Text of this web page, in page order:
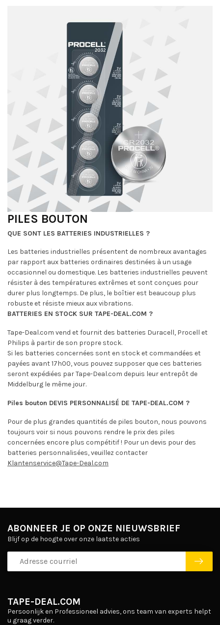
PILES BOUTON
QUE SONT LES BATTERIES INDUSTRIELLES ?
Les batteries industrielles présentent de nombreux avantages
par rapport aux batteries ordinaires destinées à un usage
occasionnel ou domestique. Les batteries industrielles peuvent
résister à des températures extrêmes et sont conçues pour
durer plus longtemps. De plus, le boîtier est beaucoup plus
robuste et résiste mieux aux vibrations.
BATTERIES EN STOCK SUR TAPE-DEAL.COM ?
Tape-Deal.com vend et fournit des batteries Duracell, Procell et
Philips à partir de son propre stock.
Si les batteries concernées sont en stock et commandées et
payées avant 17h00, vous pouvez supposer que ces batteries
seront expédiées par Tape-Deal.com depuis leur entrepôt de
Middelburg le même jour.
Piles bouton DEVIS PERSONNALISÉ DE TAPE-DEAL.COM ?
Pour de plus grandes quantités de piles bouton, nous pouvons
toujours voir si nous pouvons rendre le prix des piles
concernées encore plus compétitif ! Pour un devis pour des
batteries personnalisées, veuillez contacter
Klantenservice@Tape-Deal.com
TAPE-DEAL.COM
Persoonlijk en Professioneel advies, ons team van experts helpt
u graag verder.
ABONNEER JE OP ONZE NIEUWSBRIEF
Blijf op de hoogte over onze laatste acties